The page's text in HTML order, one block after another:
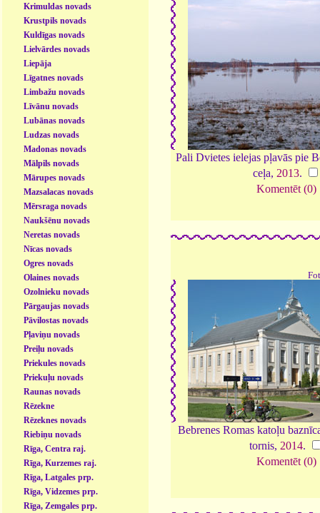
Krimuldas novads
Krustpils novads
Kuldīgas novads
Lielvārdes novads
Liepāja
Līgatnes novads
Limbažu novads
Līvānu novads
Lubānas novads
Ludzas novads
Madonas novads
Mālpils novads
Mārupes novads
Mazsalacas novads
Mērsraga novads
Naukšēnu novads
Neretas novads
Nīcas novads
Ogres novads
Olaines novads
Ozolnieku novads
Pārgaujas novads
Pāvilostas novads
Pļaviņu novads
Preiļu novads
Priekules novads
Priekuļu novads
Raunas novads
Rēzekne
Rēzeknes novads
Riebiņu novads
Rīga, Centra raj.
Rīga, Kurzemes raj.
Rīga, Latgales prp.
Rīga, Vidzemes prp.
Rīga, Zemgales prp.
Pali Dvietes ielejas pļavās pie
ceļa, 2013.
Komentēt (0)
Bebrenes Romas katoļu
tornis, 2014.
Komentēt (0)